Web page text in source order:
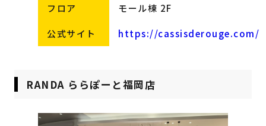
フロア モール棟 2F
公式サイト https://cassisderouge.com/
RANDA ららぽーと福岡店